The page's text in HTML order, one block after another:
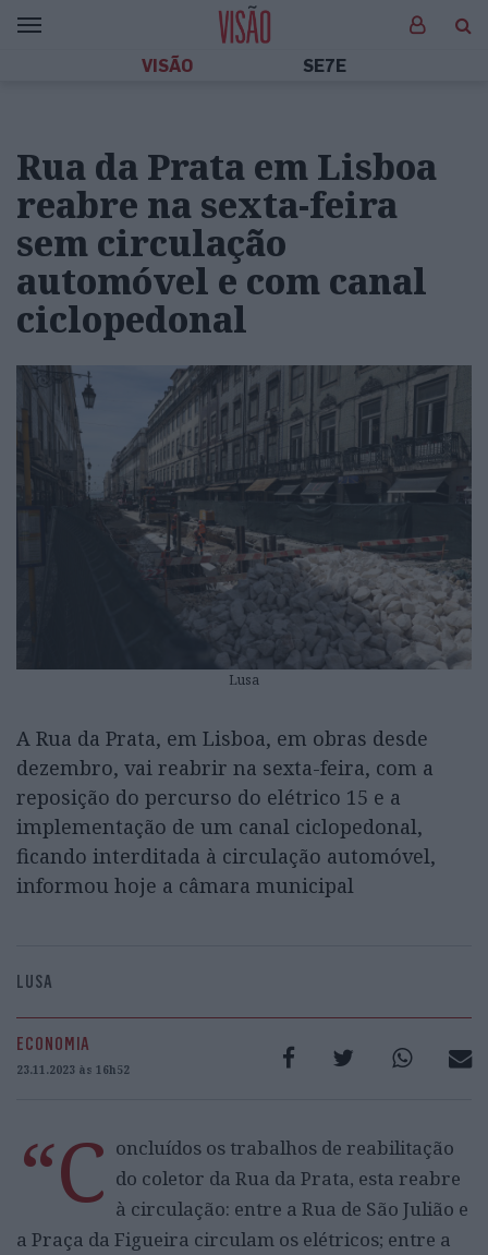
VISÃO SE7E
Rua da Prata em Lisboa
reabre na sexta-feira
sem circulação
automóvel e com canal
ciclopedonal
Lusa
A Rua da Prata, em Lisboa, em obras desde
dezembro, vai reabrir na sexta-feira, com a
reposição do percurso do elétrico 15 e a
implementação de um canal ciclopedonal,
ficando interditada à circulação automóvel,
informou hoje a câmara municipal
LUSA
ECONOMIA
23.11.2023 às 16h52
“C oncluídos os trabalhos de reabilitação
do coletor da Rua da Prata, esta reabre
à circulação: entre a Rua de São Julião e
a Praça da Figueira circulam os elétricos; entre a